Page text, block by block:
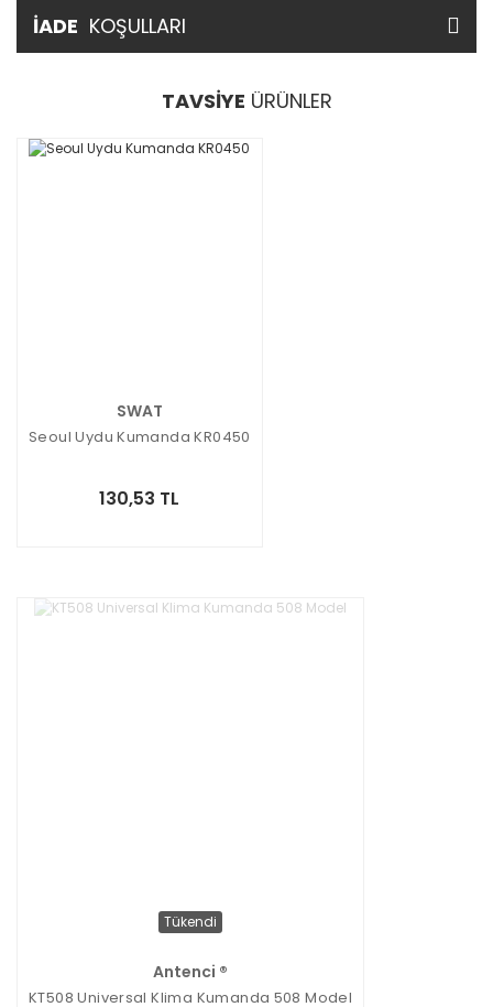
İADE KOŞULLARI
TAVSİYE ÜRÜNLER
SWAT
Seoul Uydu Kumanda KR0450
130,53 TL
Tükendi
Antenci ®
KT508 Universal Klima Kumanda 508 Model